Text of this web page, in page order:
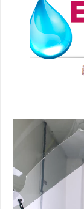
Reproductor